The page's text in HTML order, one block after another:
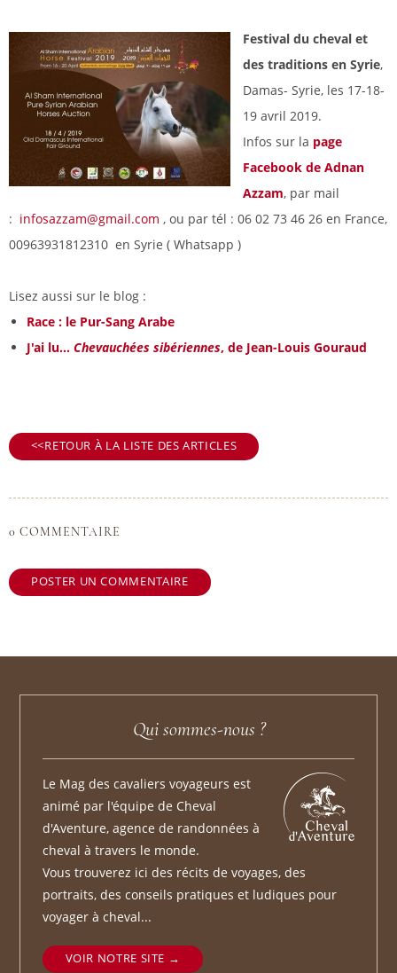
Festival du cheval et
des traditions en Syrie,
Damas- Syrie, les 17-18-
19 avril 2019.
Infos sur la page
Facebook de Adnan
Azzam, par mail
: infosazzam@gmail.com , ou par tél : 06 02 73 46 26 en France,
00963931812310 en Syrie ( Whatsapp )
Lisez aussi sur le blog :
Race : le Pur-Sang Arabe
J'ai lu... Chevauchées sibériennes, de Jean-Louis Gouraud
RETOUR À LA LISTE DES ARTICLES
0 COMMENTAIRE
POSTER UN COMMENTAIRE
Qui sommes-nous ?
Le Mag des cavaliers voyageurs est
animé par l'équipe de Cheval
d'Aventure, agence de randonnées à
cheval à travers le monde.
Vous trouverez ici des récits de voyages, des
portraits, des conseils pratiques et ludiques pour
voyager à cheval...
VOIR NOTRE SITE